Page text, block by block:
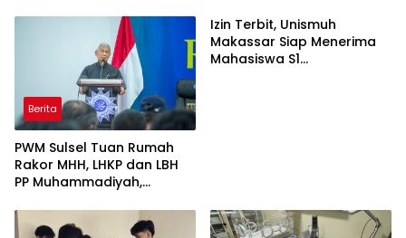
Berita
PWM Sulsel Tuan Rumah
Rakor MHH, LHKP dan LBH
PP Muhammadiyah,
dan Kebijakan Publik
Izin Terbit, Unismuh
Makassar Siap Menerima
Mahasiswa S1